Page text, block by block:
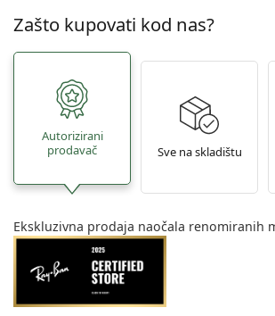
Zašto kupovati kod nas?
Autorizirani
prodavač
Sve na skladištu
Ekskluzivna prodaja naočala renomiranih